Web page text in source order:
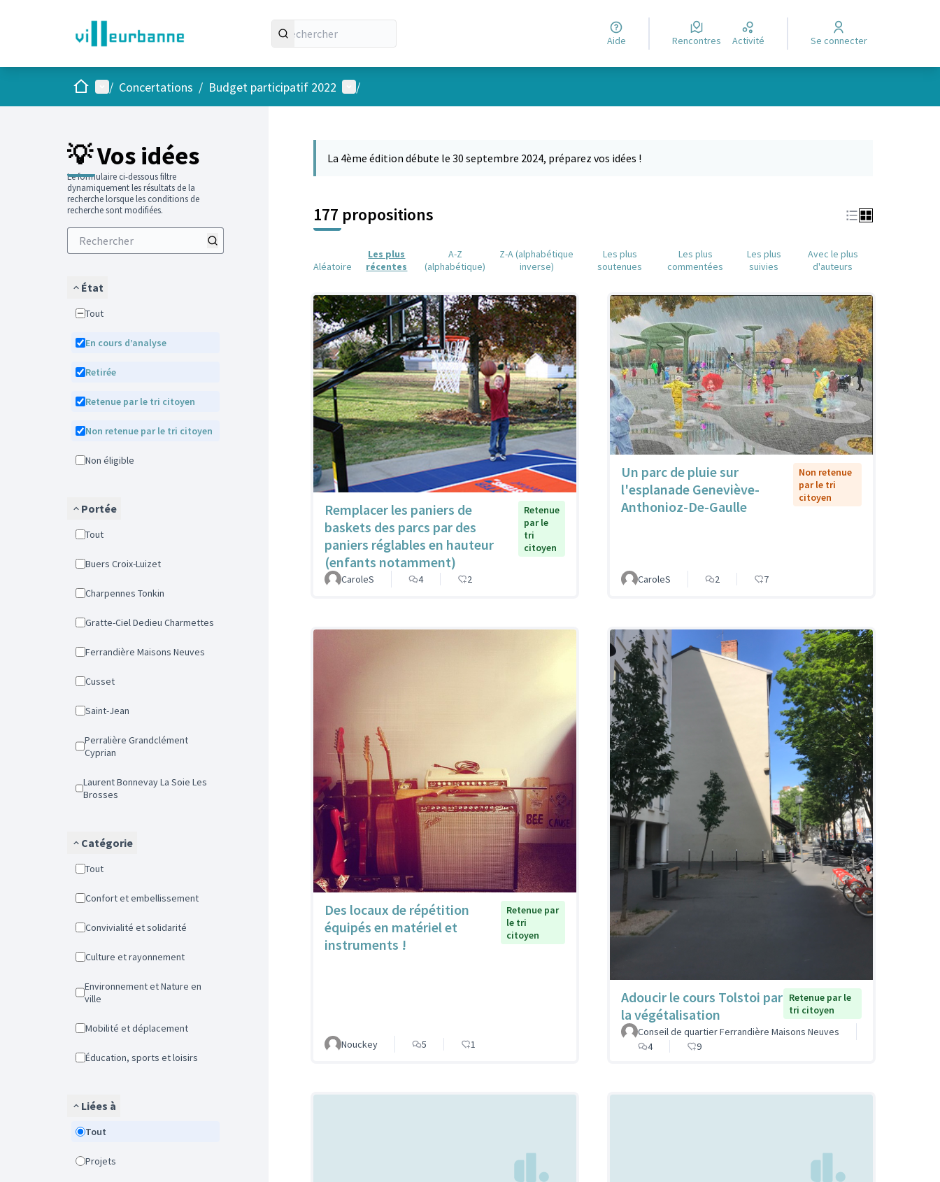
Aide Rencontres Activité Se connecter
AccueilMenu principal
/ Concertations / Budget participatif 2022 Menu utilisateur
/
💡 Vos idées
Le formulaire ci-dessous filtre
dynamiquement les résultats de la
recherche lorsque les conditions de
recherche sont modifiées.
État
Tout
En cours d’analyse
Retirée
Retenue par le tri citoyen
Non retenue par le tri citoyen
Non éligible
Portée
Tout
Buers Croix-Luizet
Charpennes Tonkin
Gratte-Ciel Dedieu Charmettes
Ferrandière Maisons Neuves
Cusset
Saint-Jean
Perralière Grandclément
Cyprian
Laurent Bonnevay La Soie Les
Brosses
Catégorie
Tout
Confort et embellissement
Convivialité et solidarité
Culture et rayonnement
Environnement et Nature en
ville
Mobilité et déplacement
Éducation, sports et loisirs
Liées à
Tout
Projets
La 4ème édition débute le 30 septembre 2024, préparez vos idées !
177 propositions
Aléatoire
Les plus
récentes
A-Z
(alphabétique)
Z-A (alphabétique
inverse)
Les plus
soutenues
Les plus
commentées
Les plus
suivies
Avec le plus
d'auteurs
Remplacer les paniers de
baskets des parcs par des
paniers réglables en hauteur
(enfants notamment)
Retenue
par le
tri
citoyen
CaroleS 4 2
Un parc de pluie sur
l'esplanade Geneviève-
Anthonioz-De-Gaulle
Non retenue
par le tri
citoyen
CaroleS 2 7
Des locaux de répétition
équipés en matériel et
instruments !
Retenue par
le tri
citoyen
Nouckey 5 1
Adoucir le cours Tolstoi par
la végétalisation
Retenue par le
tri citoyen
Conseil de quartier Ferrandière Maisons Neuves
4
9